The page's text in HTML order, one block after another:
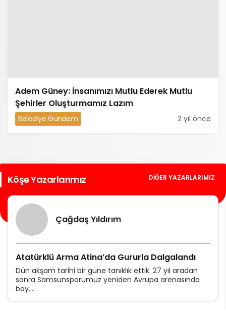
Adem Güney: İnsanımızı Mutlu Ederek Mutlu
Şehirler Oluşturmamız Lazım
Belediye Gündem 2 yıl önce
Köşe Yazarlarımız DIĞER YAZARLARIMIZ
Çağdaş Yıldırım
Atatürklü Arma Atina’da Gururla Dalgalandı
Dün akşam tarihi bir güne tanıklık ettik. 27 yıl aradan
sonra Samsunsporumuz yeniden Avrupa arenasında
boy...